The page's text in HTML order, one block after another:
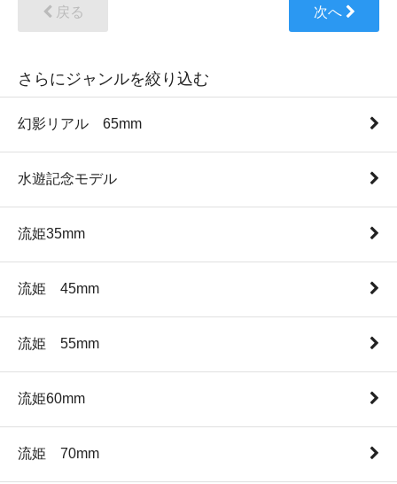
戻る 次へ
さらにジャンルを絞り込む
幻影リアル 65mm
水遊記念モデル
流姫35mm
流姫 45mm
流姫 55mm
流姫60mm
流姫 70mm